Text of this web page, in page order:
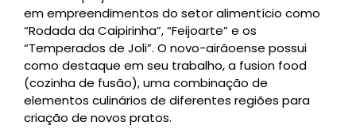
em empreendimentos do setor alimentício como
“Rodada da Caipirinha”, “Feijoarte” e os
“Temperados de Joli”. O novo-airãoense possui
como destaque em seu trabalho, a fusion food
(cozinha de fusão), uma combinação de
elementos culinários de diferentes regiões para
criação de novos pratos.